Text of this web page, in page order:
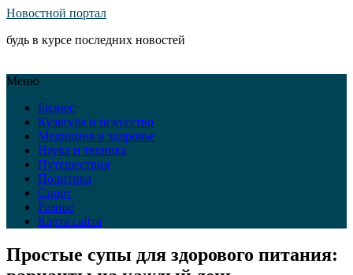
Новостной портал
будь в курсе последних новостей
Меню
Бизнес
Культура и искусство
Медицина и здоровье
Наука и техника
Путешествия
Политика
Спорт
Разное
Карта сайта
Простые супы для здорового питания: